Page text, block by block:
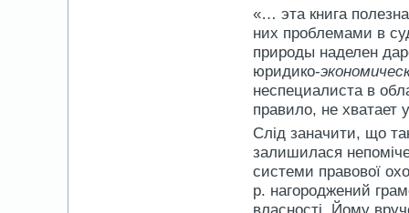
«… эта книга
них проблемами в
природы наделен
юридико-
неспециалиста в
правило, не хватает
Слід заначити, що
залишилася
системи правової
р. нагороджений
власності. Йому